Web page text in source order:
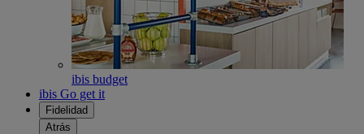
ibis budget
ibis Go get it
Fidelidad
Atrás